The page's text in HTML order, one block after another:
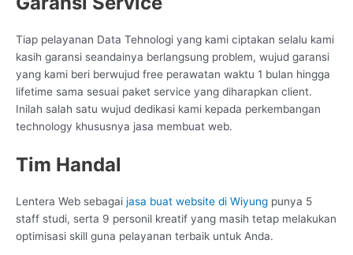
Tiap pelayanan Data Tehnologi yang kami ciptakan selalu kami
kasih garansi seandainya berlangsung problem, wujud garansi
yang kami beri berwujud free perawatan waktu 1 bulan hingga
lifetime sama sesuai paket service yang diharapkan client.
Inilah salah satu wujud dedikasi kami kepada perkembangan
technology khususnya jasa membuat web.
Tim Handal
Lentera Web sebagai jasa buat website di Wiyung punya 5
staff studi, serta 9 personil kreatif yang masih tetap melakukan
optimisasi skill guna pelayanan terbaik untuk Anda.